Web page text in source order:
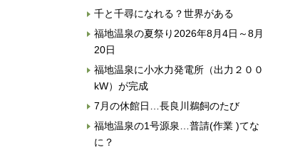
千と千尋になれる？世界がある
福地温泉の夏祭り2026年8月4日～8月
20日
福地温泉に小水力発電所（出力２００
kW）が完成
7月の休館日…長良川鵜飼のたび
福地温泉の1号源泉…普請(作業 )てな
に？